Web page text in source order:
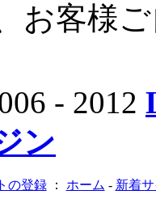
お客様
- 2012
ン
の登録： ホーム - 新着